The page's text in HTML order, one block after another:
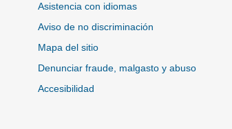
Asistencia con idiomas
Aviso de no discriminación
Mapa del sitio
Denunciar fraude, malgasto y abuso
Accesibilidad